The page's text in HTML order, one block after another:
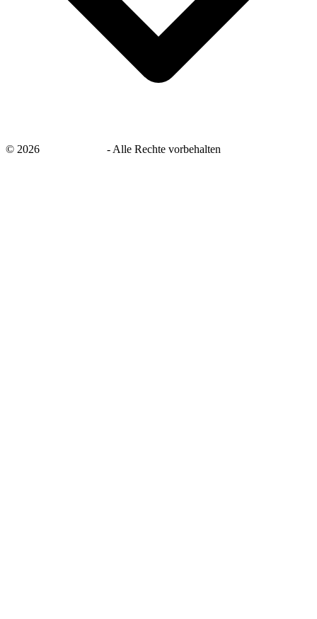
© 2026 - Alle Rechte vorbehalten